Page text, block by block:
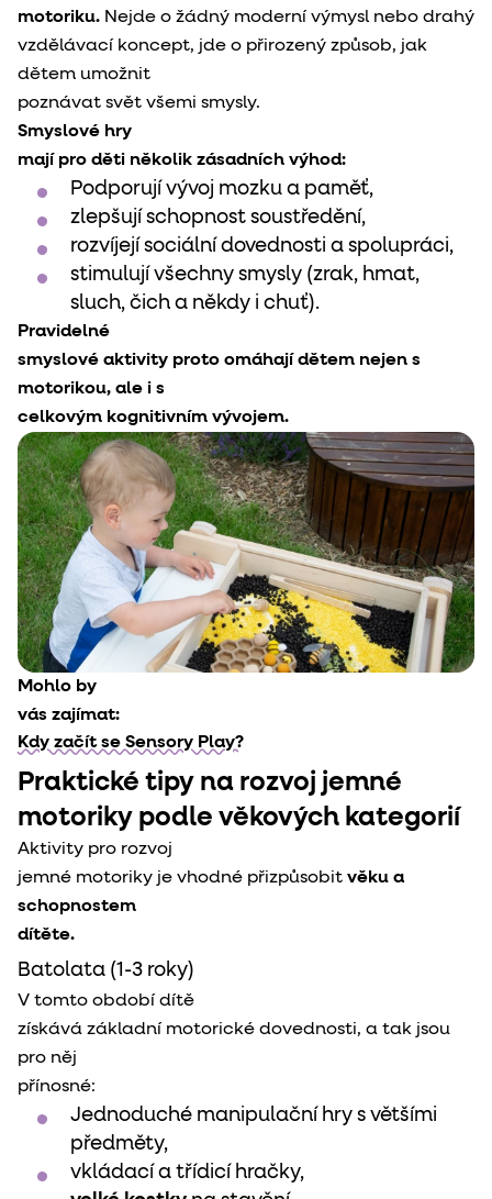
motoriku. Nejde o žádný moderní výmysl nebo drahý
vzdělávací koncept, jde o přirozený způsob, jak
dětem umožnit
poznávat svět všemi smysly.
Smyslové hry
mají pro děti několik zásadních výhod:
Podporují vývoj mozku a paměť,
zlepšují schopnost soustředění,
rozvíjejí sociální dovednosti a spolupráci,
stimulují všechny smysly (zrak, hmat,
sluch, čich a někdy i chuť).
Pravidelné
smyslové aktivity proto omáhají dětem nejen s
motorikou, ale i s
celkovým kognitivním vývojem.
Mohlo by
vás zajímat:
Kdy začít se Sensory Play?
Praktické tipy na rozvoj jemné
motoriky podle věkových kategorií
Aktivity pro rozvoj
jemné motoriky je vhodné přizpůsobit věku a
schopnostem
dítěte.
Batolata (1-3 roky)
V tomto období dítě
získává základní motorické dovednosti, a tak jsou
pro něj
přínosné:
Jednoduché manipulační hry s většími
předměty,
vkládací a třídicí hračky,